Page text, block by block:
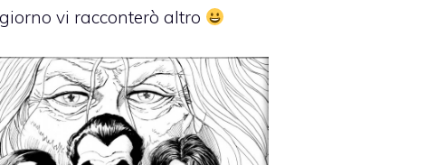
vi racconterò altro